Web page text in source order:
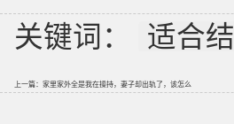
关键词： 适合
上一篇： 家里家外全是我在操持，妻子却出轨了，该怎么